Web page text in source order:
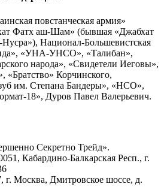
повстанческая армия»
Фатх аш-Шам» (бывшая «Джабхат
Национал-Большевистская
«УНА-УНСО», «Талибан»,
народа», «Свидетели Иеговы»,
Корчинского,
им. Степана Бандеры», «НСО»,
18», Дуров Павел Валерьевич.
Секретно Трейд».
Кабардино-Балкарская Респ., г.
г. Москва, Дмитровское шоссе, д.